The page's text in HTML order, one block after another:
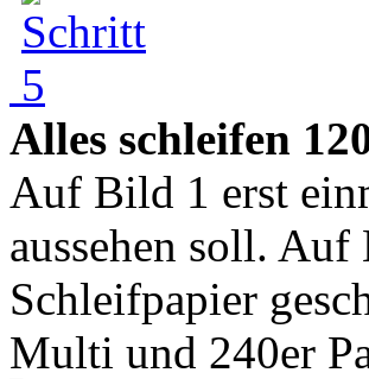
Alles schleifen
Auf Bild 1 erst
aussehen soll.
Schleifpapier
Multi und 240er